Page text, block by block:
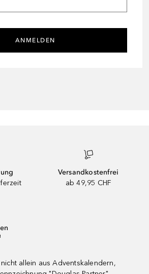
ANMELDEN
Versandkostenfrei
ab 49,95 CHF
allein aus Adventskalendern,